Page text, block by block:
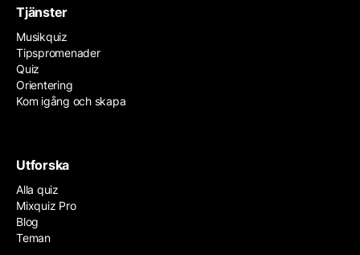
Tjänster
Musikquiz
Tipspromenader
Quiz
Orientering
Kom igång och skapa
Utforska
Alla quiz
Mixquiz Pro
Blog
Teman